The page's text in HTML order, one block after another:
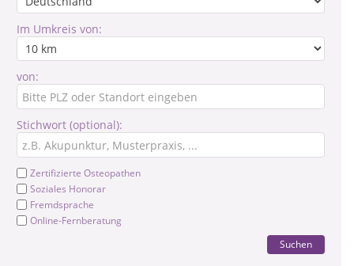
Im Umkreis von:
von:
Stichwort (optional):
Zertifizierte Osteopathen
Soziales Honorar
Fremdsprache
Online-Fernberatung
Suchen